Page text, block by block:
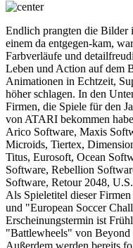
Endlich prangten die Bilder
einem da entgegen-kam,
Farbverläufe und
Leben und Action auf dem
Animationen in Echtzeit,
höher schlagen. In den
Firmen, die Spiele für den
von ATARI bekommen
Arico Software, Maxis
Microids, Tiertex,
Titus, Eurosoft, Ocean
Software, Rebellion
Software, Retour 2048,
Als Spieletitel dieser
und "European Soccer
Erscheinungstermin ist
"Battlewheels" von Beyond
Außerdem werden bereits